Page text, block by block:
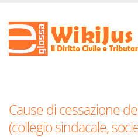
Cause di cessazione
(collegio sindacale,